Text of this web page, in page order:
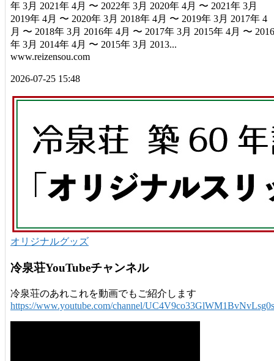
年 3月 2021年 4月 〜 2022年 3月 2020年 4月 〜 2021年 3月
2019年 4月 〜 2020年 3月 2018年 4月 〜 2019年 3月 2017年 4
月 〜 2018年 3月 2016年 4月 〜 2017年 3月 2015年 4月 〜 2016
年 3月 2014年 4月 〜 2015年 3月 2013...
www.reizensou.com
2026-07-25 15:48
オリジナルグッズ
冷泉荘YouTubeチャンネル
冷泉荘のあれこれを動画でもご紹介します
https://www.youtube.com/channel/